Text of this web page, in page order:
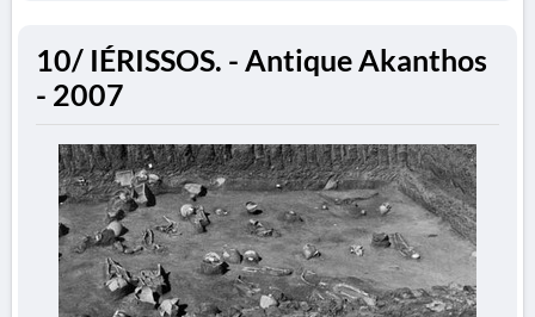
10/ IÉRISSOS. - Antique Akanthos
- 2007